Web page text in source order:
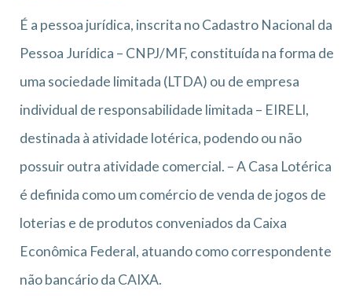
É a pessoa jurídica, inscrita no Cadastro Nacional da
Pessoa Jurídica – CNPJ/MF, constituída na forma de
uma sociedade limitada (LTDA) ou de empresa
individual de responsabilidade limitada – EIRELI,
destinada à atividade lotérica, podendo ou não
possuir outra atividade comercial. – A Casa Lotérica
é definida como um comércio de venda de jogos de
loterias e de produtos conveniados da Caixa
Econômica Federal, atuando como correspondente
não bancário da CAIXA.